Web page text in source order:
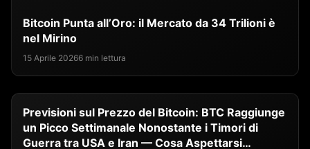
Bitcoin Punta all’Oro: il Mercato da 34 Trilioni è
nel Mirino
15 Aprile 20266 min lettura
Previsioni sul Prezzo del Bitcoin: BTC Raggiunge
un Picco Settimanale Nonostante i Timori di
Guerra tra USA e Iran — Cosa Aspettarsi…